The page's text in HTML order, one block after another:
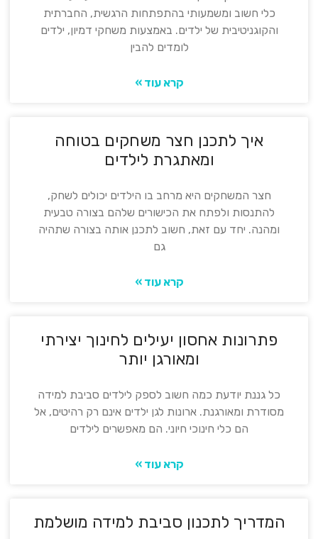
כלי חשוב ומשמעותי בהתפתחות הרגשית, החברתית
והקוגניטיבית של ילדים. באמצעות משחקי דמיון, ילדים
לומדים להבין
קרא עוד »
איך לתכנן חצר משחקים בטוחה
ומאתגרת לילדים
חצר המשחקים היא מרחב בו הילדים יכולים לשחק,
להתנסות ולפתח את הכישורים שלהם בצורה טבעית
ומהנה. יחד עם זאת, חשוב לתכנן אותה בצורה שתהיה
גם
קרא עוד »
פתרונות אחסון יעילים לחינוך יצירתי
ומאורגן יותר
כל גננת יודעת כמה חשוב לספק לילדים סביבת למידה
מסודרת ומאורגנת. ארונות לגן ילדים אינם רק רהיטים, אל
הם כלי חינוכי חיוני. הם מאפשרים לילדים
קרא עוד »
המדריך לתכנון סביבת למידה מושלמת